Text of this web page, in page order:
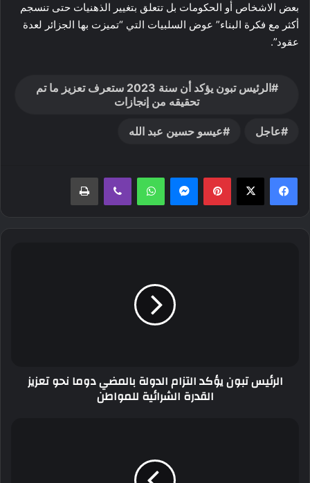
بعض الاشخاص أو الحكومات بل تتعلق بتغيير الذهنيات حتى تنسجم
أكثر مع فكرة البناء” عوض السلبيات التي “تميزت بها الجزائر لعدة
عقود”.
الرئيس تبون يؤكد أن سنة 2023 ستعرف تعزيز ما تم
تحقيقه من إنجازات
عاجل عيسو حسين عبد الله
بينتيريستماسنجر واتساب ڤايبر طباعة
القدرةالرئيس تبون يؤكد التزام الدولة بالمضي دوما نحو تعزيز
القدرة الشرائية للمواطن